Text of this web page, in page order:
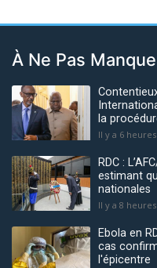
À Ne Pas
la
Il y a 6 heures
RDC :
estimant
nationales
Il y a 8 heures
Ebola en
cas
l'épicentre